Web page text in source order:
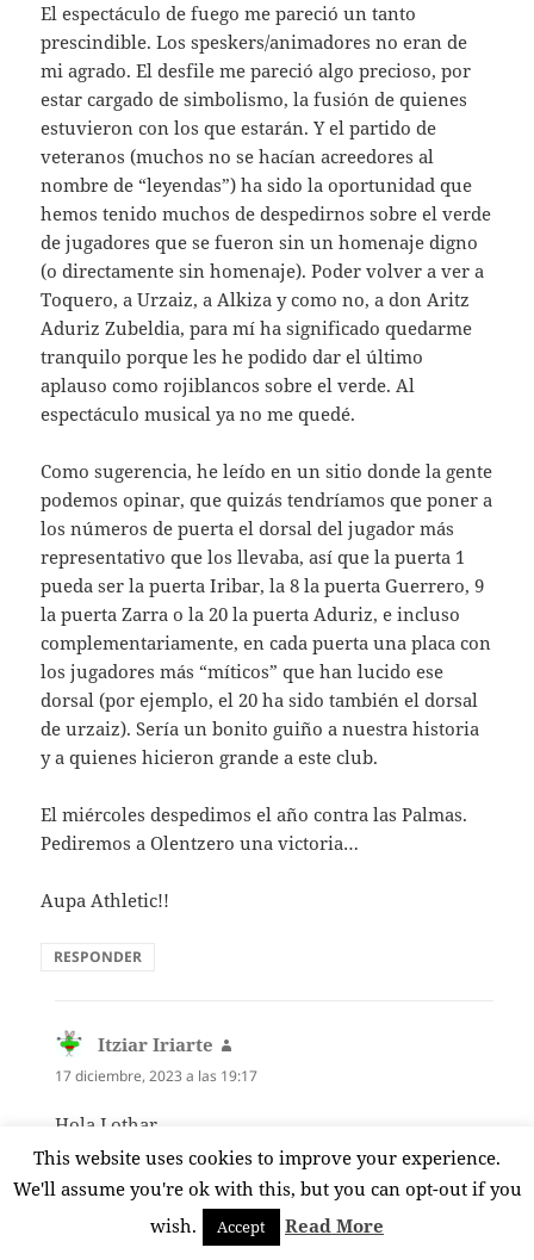
El espectáculo de fuego me pareció un tanto
prescindible. Los speskers/animadores no eran de
mi agrado. El desfile me pareció algo precioso, por
estar cargado de simbolismo, la fusión de quienes
estuvieron con los que estarán. Y el partido de
veteranos (muchos no se hacían acreedores al
nombre de “leyendas”) ha sido la oportunidad que
hemos tenido muchos de despedirnos sobre el verde
de jugadores que se fueron sin un homenaje digno
(o directamente sin homenaje). Poder volver a ver a
Toquero, a Urzaiz, a Alkiza y como no, a don Aritz
Aduriz Zubeldia, para mí ha significado quedarme
tranquilo porque les he podido dar el último
aplauso como rojiblancos sobre el verde. Al
espectáculo musical ya no me quedé.
Como sugerencia, he leído en un sitio donde la gente
podemos opinar, que quizás tendríamos que poner a
los números de puerta el dorsal del jugador más
representativo que los llevaba, así que la puerta 1
pueda ser la puerta Iribar, la 8 la puerta Guerrero, 9
la puerta Zarra o la 20 la puerta Aduriz, e incluso
complementariamente, en cada puerta una placa con
los jugadores más “míticos” que han lucido ese
dorsal (por ejemplo, el 20 ha sido también el dorsal
de urzaiz). Sería un bonito guiño a nuestra historia
y a quienes hicieron grande a este club.
El miércoles despedimos el año contra las Palmas.
Pediremos a Olentzero una victoria…
Aupa Athletic!!
RESPONDER
Itziar Iriarte
17 diciembre, 2023 a las 19:17
Hola Lothar
A mi los actos de 125 aniversario también me han
gustado y todo tenía su simbolismo. A ver si
escribí sobre ello porque merece la pena.
Y a pedir la victoria contra Las Palmas, sí. Ojalá
This website uses cookies to improve your experience.
We'll assume you're ok with this, but you can opt-out if you
wish.
Accept Read More